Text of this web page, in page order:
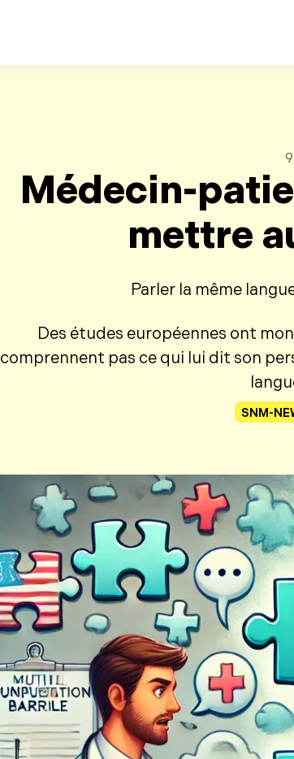
Médecin-
mettre
Parler la même
Des études européennes ont
comprennent pas ce qui lui dit son
SNM-